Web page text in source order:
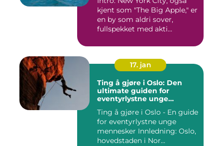
kjent som "The Big Apple," er
en by som aldri sover,
fullspekket med akti...
17. jan
Ting å gjøre i Oslo: Den
ultimate guiden for
eventyrlystne unge
Ting å gjøre i Oslo - En guide
for eventyrlystne unge
mennesker Innledning: Oslo,
hovedstaden i Nor...